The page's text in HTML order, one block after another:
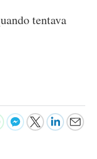
tentava